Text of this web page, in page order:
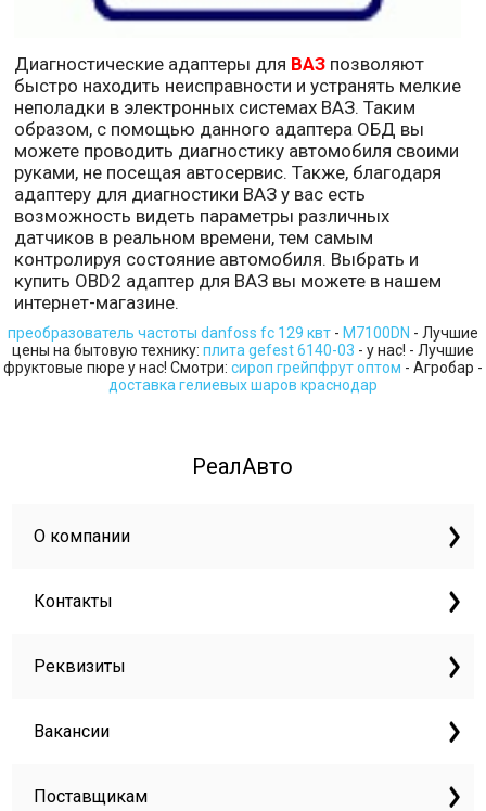
Диагностические адаптеры для ВАЗ позволяют
быстро находить неисправности и устранять мелкие
неполадки в электронных системах ВАЗ. Таким
образом, с помощью данного адаптера ОБД вы
можете проводить диагностику автомобиля своими
руками, не посещая автосервис. Также, благодаря
адаптеру для диагностики ВАЗ у вас есть
возможность видеть параметры различных
датчиков в реальном времени, тем самым
контролируя состояние автомобиля. Выбрать и
купить OBD2 адаптер для ВАЗ вы можете в нашем
интернет-магазине.
преобразователь частоты danfoss fc 129 квт - M7100DN - Лучшие
цены на бытовую технику: плита gefest 6140-03 - у нас! - Лучшие
фруктовые пюре у нас! Смотри: сироп грейпфрут оптом - Агробар -
доставка гелиевых шаров краснодар
РеалАвто
О компании
Контакты
Реквизиты
Вакансии
Поставщикам